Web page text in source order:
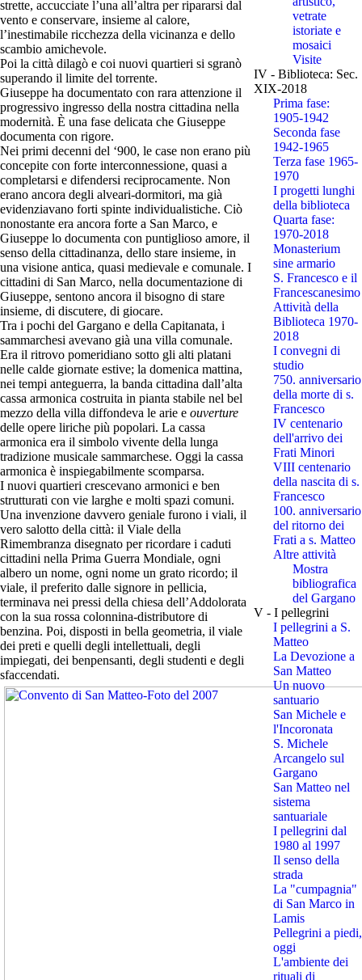
strette, accucciate l’una all’altra per ripararsi dal
vento e conservare, insieme al calore,
l’inestimabile ricchezza della vicinanza e dello
scambio amichevole.
Poi la città dilagò e coi nuovi quartieri si sgranò
superando il limite del torrente.
Giuseppe ha documentato con rara attenzione il
progressivo ingresso della nostra cittadina nella
modernità. È una fase delicata che Giuseppe
documenta con rigore.
Nei primi decenni del ‘900, le case non erano più
concepite con forte interconnessione, quasi a
completarsi e difendersi reciprocamente. Non
erano ancora degli alveari-dormitori, ma già
evidenziavano forti spinte individualistiche. Ciò
nonostante era ancora forte a San Marco, e
Giuseppe lo documenta con puntiglioso amore, il
senso della cittadinanza, dello stare insieme, in
una visione antica, quasi medievale e comunale. I
cittadini di San Marco, nella documentazione di
Giuseppe, sentono ancora il bisogno di stare
insieme, di discutere, di giocare.
Tra i pochi del Gargano e della Capitanata, i
sammarchesi avevano già una villa comunale.
Era il ritrovo pomeridiano sotto gli alti platani
nelle calde giornate estive; la domenica mattina,
nei tempi anteguerra, la banda cittadina dall’alta
cassa armonica costruita in pianta stabile nel bel
mezzo della villa diffondeva le arie e ouverture
delle opere liriche più popolari. La cassa
armonica era il simbolo vivente della lunga
tradizione musicale sammarchese. Oggi la cassa
armonica è inspiegabilmente scomparsa.
I nuovi quartieri crescevano armonici e ben
strutturati con vie larghe e molti spazi comuni.
Una invenzione davvero geniale furono i viali, il
vero salotto della città: il Viale della
Rimembranza disegnato per ricordare i caduti
cittadini nella Prima Guerra Mondiale, ogni
albero un nome, ogni nome un grato ricordo; il
viale, il preferito dalle signore in pellicia,
terminava nei pressi della chiesa dell’Addolorata
con la sua rossa colonnina-distributore di
benzina. Poi, disposti in bella geometria, il viale
dei preti e quelli degli intellettuali, degli
impiegati, dei benpensanti, degli studenti e degli
sfaccendati.
vetrate
istoriate e
mosaici
Visite
IV - Biblioteca: Sec.
XIX-2018
Prima fase:
1905-1942
Seconda fase
1942-1965
Terza fase 1965-
1970
I progetti lunghi
della biblioteca
Quarta fase:
1970-2018
Monasterium
sine armario
S. Francesco e il
Francescanesimo
Attività della
Biblioteca 1970-
2018
I convegni di
studio
750. anniversario
della morte di s.
Francesco
IV centenario
dell'arrivo dei
Frati Minori
VIII centenario
della nascita di s.
Francesco
100. anniversario
del ritorno dei
Frati a s. Matteo
Altre attività
Mostra
bibliografica
del Gargano
V - I pellegrini
I pellegrini a S.
Matteo
La Devozione a
San Matteo
Un nuovo
santuario
San Michele e
l'Incoronata
S. Michele
Arcangelo sul
Gargano
San Matteo nel
sistema
santuariale
I pellegrini dal
1980 al 1997
Il senso della
strada
La "cumpagnia"
di San Marco in
Lamis
Pellegrini a piedi,
oggi
L'ambiente dei
rituali di